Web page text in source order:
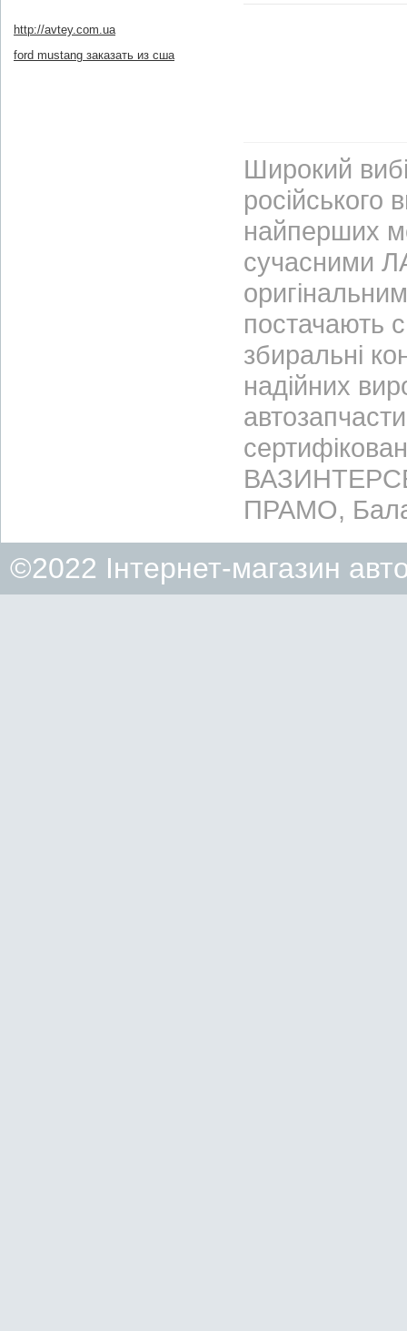
http://avtey.com.ua
ford mustang заказать из сша
Широкий
найперших
сучасними
постачають
збиральні
надійних
ПРАМО,
©2022 Інтернет-магазин